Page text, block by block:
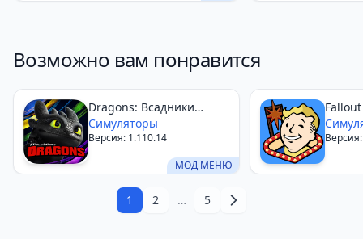
Возможно вам понравится
МОД МЕНЮ
Dragons: Всадники
Олуха
Симуляторы
Версия: 1.110.14
1 2 … 5